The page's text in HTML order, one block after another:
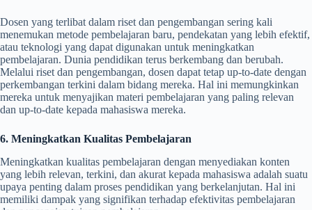
Dosen yang terlibat dalam riset dan pengembangan sering kali
menemukan metode pembelajaran baru, pendekatan yang lebih efektif,
atau teknologi yang dapat digunakan untuk meningkatkan
pembelajaran. Dunia pendidikan terus berkembang dan berubah.
Melalui riset dan pengembangan, dosen dapat tetap up-to-date dengan
perkembangan terkini dalam bidang mereka. Hal ini memungkinkan
mereka untuk menyajikan materi pembelajaran yang paling relevan
dan up-to-date kepada mahasiswa mereka.
6. Meningkatkan Kualitas Pembelajaran
Meningkatkan kualitas pembelajaran dengan menyediakan konten
yang lebih relevan, terkini, dan akurat kepada mahasiswa adalah suatu
upaya penting dalam proses pendidikan yang berkelanjutan. Hal ini
memiliki dampak yang signifikan terhadap efektivitas pembelajaran